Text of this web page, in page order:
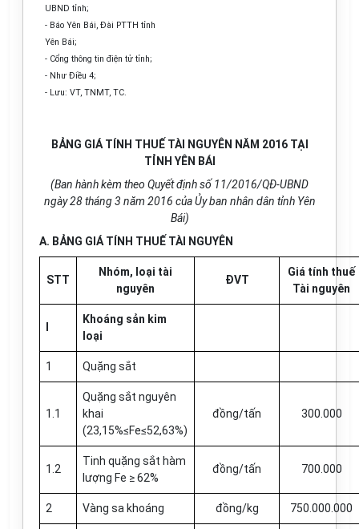
UBND tỉnh;
- Báo Yên Bái, Đài PTTH tỉnh
Yên Bái;
- Cổng thông tin điện tử tỉnh;
- Như Điều4;
- Lưu: VT, TNMT, TC.
BẢNG GIÁ TÍNH THUẾ TÀI NGUYÊN NĂM 2016 TẠI
TỈNH YÊN BÁI
(Ban hành kèm theo Quyết định số 11/2016/QĐ-UBND
ngày 28 tháng 3 năm 2016 của Ủy ban nhân dân tỉnh Yên
Bái)
A. BẢNG GIÁ TÍNH THUẾ TÀI NGUYÊN
STT
Nhóm, loại tài
nguyên
ĐVT
Giá tính thuế
Tài nguyên
Khoáng sản kim
loại
1 Quặng sắt
1.1
Quặng sắt nguyên
khai
(23,15%≤Fe≤52,63%)
đồng/tấn 300.000
1.2
Tinh quặng sắt hàm
lượng Fe ≥ 62%
đồng/tấn 700.000
2 Vàng sa khoáng đồng/kg 750.000.000